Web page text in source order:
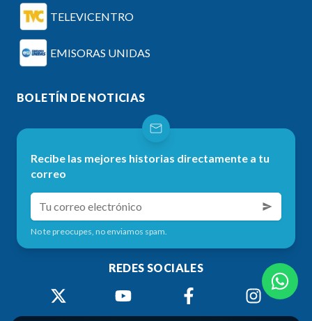
TELEVICENTRO
EMISORAS UNIDAS
BOLETÍN DE NOTICIAS
Recibe las mejores historias directamente a tu
correo
No te preocupes, no enviamos spam.
REDES SOCIALES